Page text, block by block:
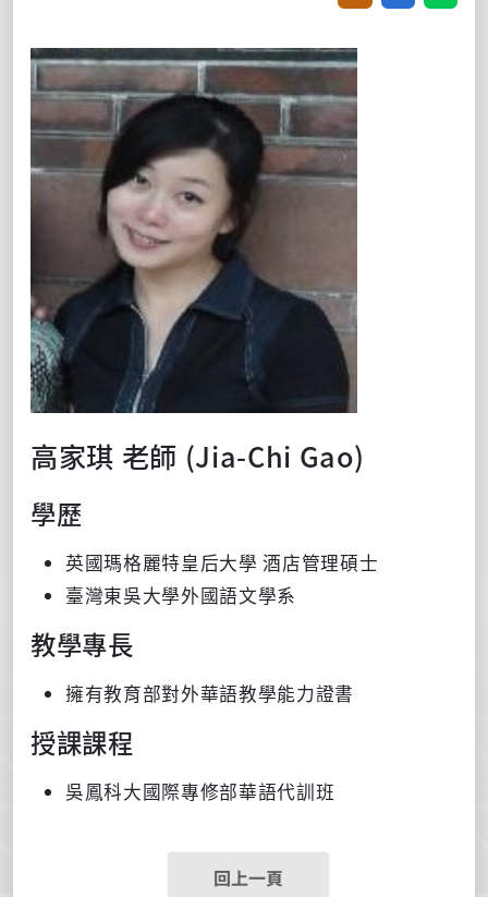
高家琪 老師 (Jia-Chi Gao)
學歷
英國瑪格麗特皇后大學 酒店管理碩士
臺灣東吳大學外國語文學系
教學專長
擁有教育部對外華語教學能力證書
授課課程
吳鳳科大國際專修部華語代訓班
回上一頁